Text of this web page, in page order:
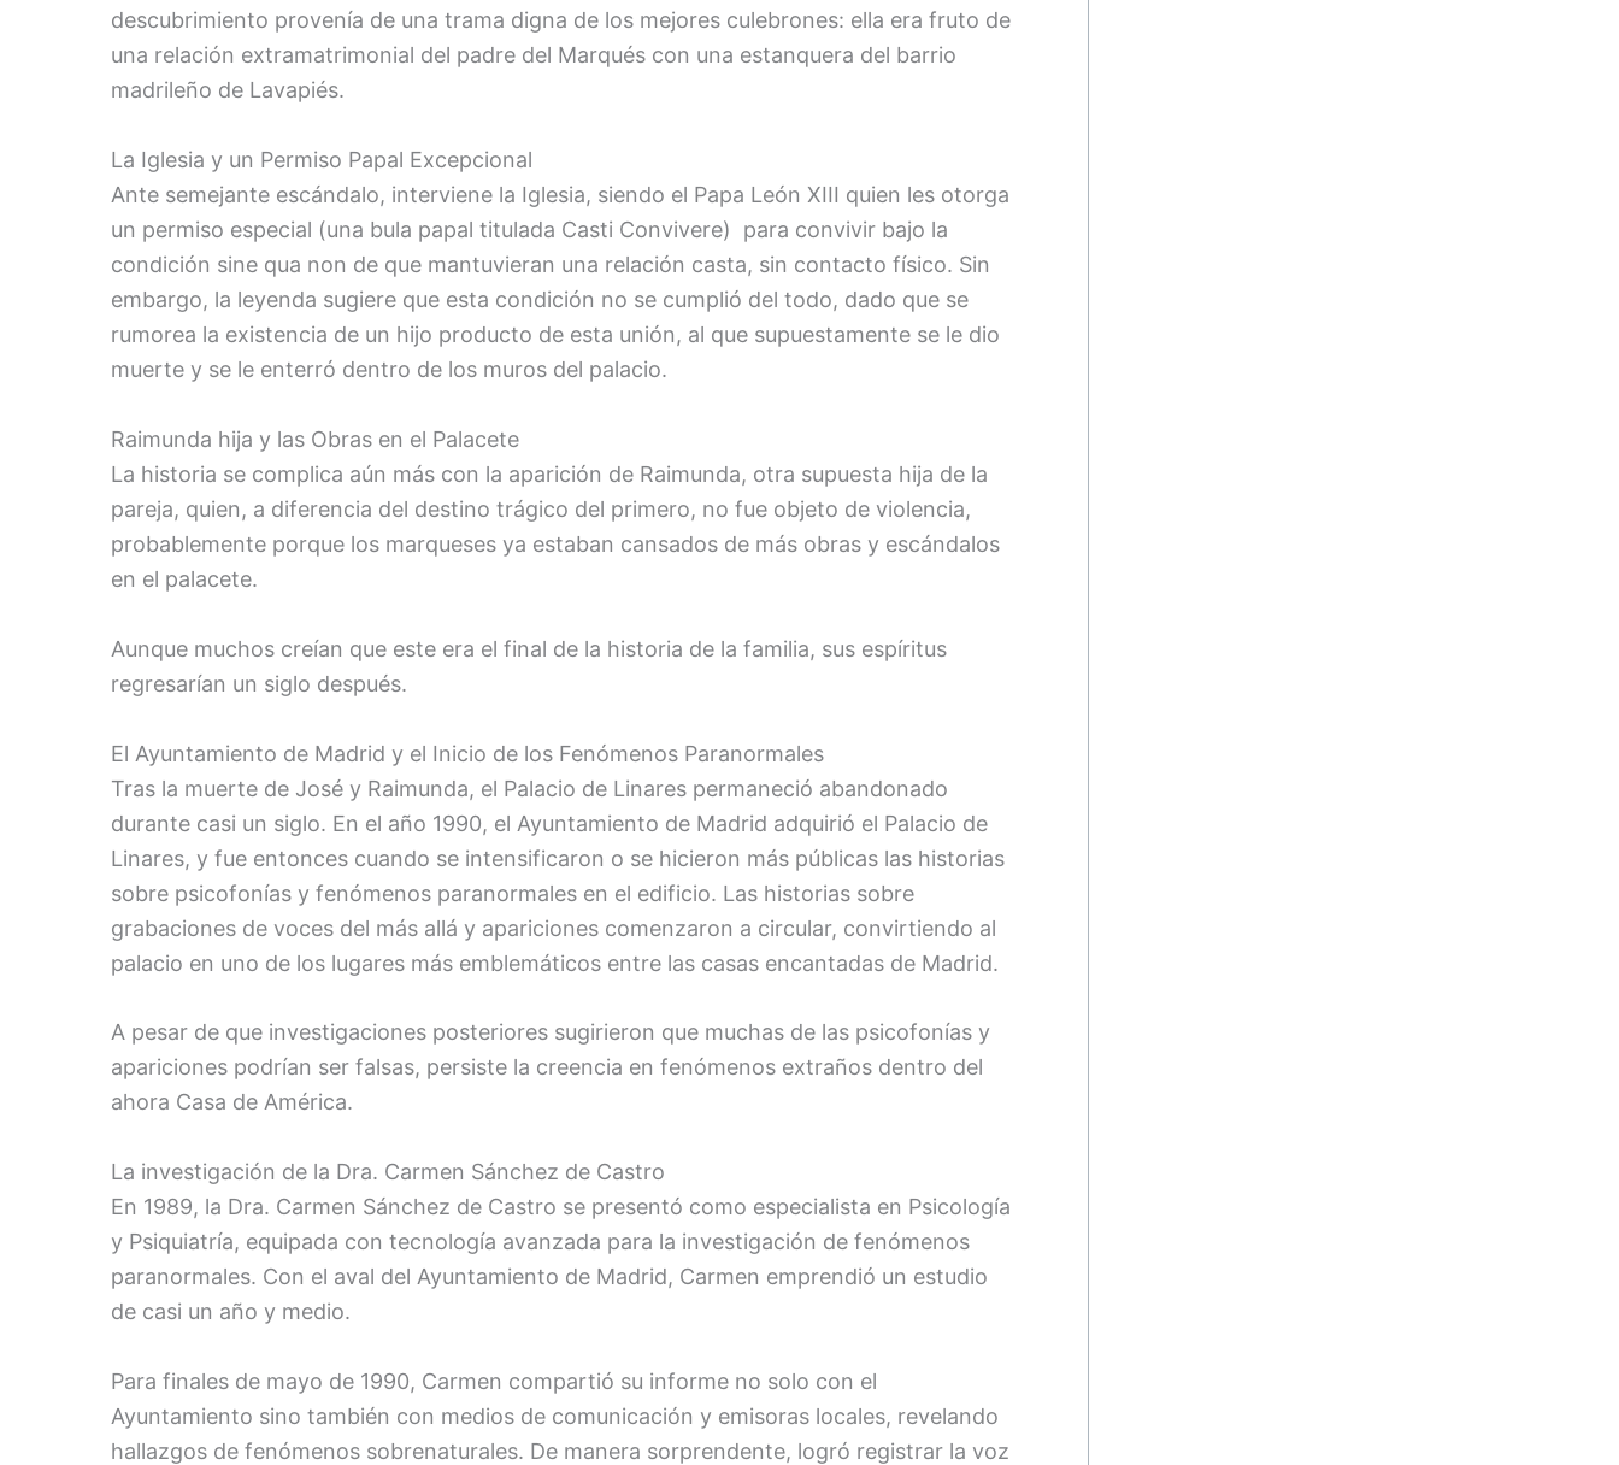
descubrimiento provenía de una trama digna de los mejores culebrones: ella era fruto de
una relación extramatrimonial del padre del Marqués con una estanquera del barrio
madrileño de Lavapiés.
La Iglesia y un Permiso Papal Excepcional
Ante semejante escándalo, interviene la Iglesia, siendo el Papa León XIII quien les otorga
un permiso especial (una bula papal titulada Casti Convivere) para convivir bajo la
condición sine qua non de que mantuvieran una relación casta, sin contacto físico. Sin
embargo, la leyenda sugiere que esta condición no se cumplió del todo, dado que se
rumorea la existencia de un hijo producto de esta unión, al que supuestamente se le dio
muerte y se le enterró dentro de los muros del palacio.
Raimunda hija y las Obras en el Palacete
La historia se complica aún más con la aparición de Raimunda, otra supuesta hija de la
pareja, quien, a diferencia del destino trágico del primero, no fue objeto de violencia,
probablemente porque los marqueses ya estaban cansados de más obras y escándalos
en el palacete.
Aunque muchos creían que este era el final de la historia de la familia, sus espíritus
regresarían un siglo después.
El Ayuntamiento de Madrid y el Inicio de los Fenómenos Paranormales
Tras la muerte de José y Raimunda, el Palacio de Linares permaneció abandonado
durante casi un siglo. En el año 1990, el Ayuntamiento de Madrid adquirió el Palacio de
Linares, y fue entonces cuando se intensificaron o se hicieron más públicas las historias
sobre psicofonías y fenómenos paranormales en el edificio. Las historias sobre
grabaciones de voces del más allá y apariciones comenzaron a circular, convirtiendo al
palacio en uno de los lugares más emblemáticos entre las casas encantadas de Madrid.
A pesar de que investigaciones posteriores sugirieron que muchas de las psicofonías y
apariciones podrían ser falsas, persiste la creencia en fenómenos extraños dentro del
ahora Casa de América.
La investigación de la Dra. Carmen Sánchez de Castro
En 1989, la Dra. Carmen Sánchez de Castro se presentó como especialista en Psicología
y Psiquiatría, equipada con tecnología avanzada para la investigación de fenómenos
paranormales. Con el aval del Ayuntamiento de Madrid, Carmen emprendió un estudio
de casi un año y medio.
Para finales de mayo de 1990, Carmen compartió su informe no solo con el
Ayuntamiento sino también con medios de comunicación y emisoras locales, revelando
hallazgos de fenómenos sobrenaturales. De manera sorprendente, logró registrar la voz